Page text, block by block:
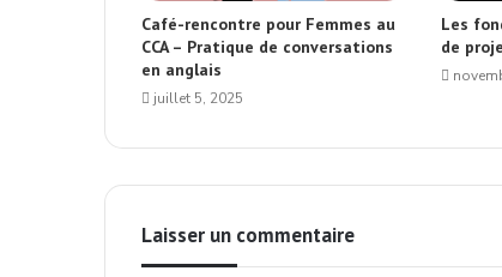
Café-rencontre pour Femmes au
CCA – Pratique de conversations
en anglais
juillet 5, 2025
Les
de
Laisser un commentaire